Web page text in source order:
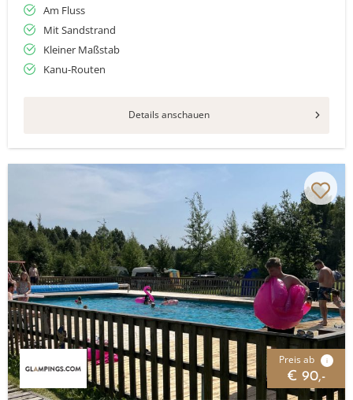
Am Fluss
Mit Sandstrand
Kleiner Maßstab
Kanu-Routen
Details anschauen
Preis ab i
€ 90,-